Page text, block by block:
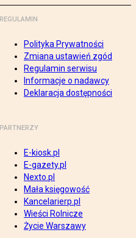
REGULAMIN
Polityka Prywatności
Zmiana ustawień zgód
Regulamin serwisu
Informacje o nadawcy
Deklaracja dostępności
PARTNERZY
E-kiosk.pl
E-gazety.pl
Nexto.pl
Mała księgowość
Kancelarierp.pl
Wieści Rolnicze
Życie Warszawy